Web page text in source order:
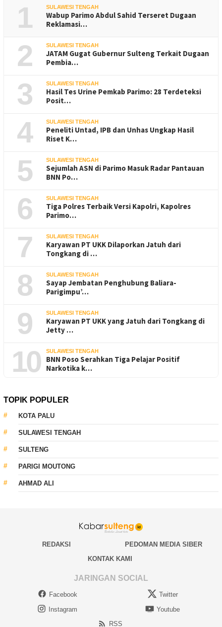
1 SULAWESI TENGAH
Wabup Parimo Abdul Sahid Terseret Dugaan
Reklamasi…
2 SULAWESI TENGAH
JATAM Gugat Gubernur Sulteng Terkait Dugaan
Pembia…
3 SULAWESI TENGAH
Hasil Tes Urine Pemkab Parimo: 28 Terdeteksi
Posit…
4 SULAWESI TENGAH
Peneliti Untad, IPB dan Unhas Ungkap Hasil
Riset K…
5 SULAWESI TENGAH
Sejumlah ASN di Parimo Masuk Radar Pantauan
BNN Po…
6 SULAWESI TENGAH
Tiga Polres Terbaik Versi Kapolri, Kapolres
Parimo…
7 SULAWESI TENGAH
Karyawan PT UKK Dilaporkan Jatuh dari
Tongkang di …
8 SULAWESI TENGAH
Sayap Jembatan Penghubung Baliara-
Parigimpu’…
9 SULAWESI TENGAH
Karyawan PT UKK yang Jatuh dari Tongkang di
Jetty …
10 SULAWESI TENGAH
BNN Poso Serahkan Tiga Pelajar Positif
Narkotika k…
TOPIK POPULER
KOTA PALU
SULAWESI TENGAH
SULTENG
PARIGI MOUTONG
AHMAD ALI
REDAKSI
PEDOMAN MEDIA SIBER
KONTAK KAMI
JARINGAN SOCIAL
Facebook
Twitter
Instagram
Youtube
RSS